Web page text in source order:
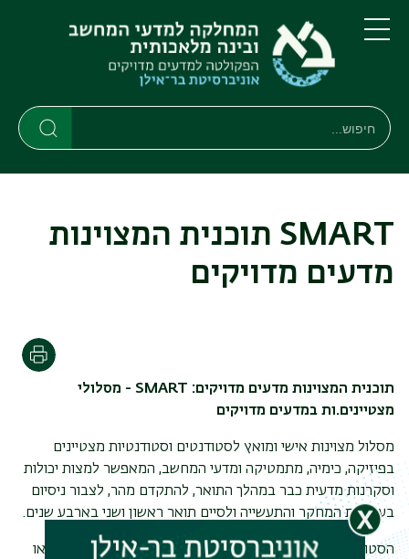
לתוכן
העיקרי
לתפריט
ניווט
ראשי
תפריט
חיפוש
חיפוש
SMART תוכנית המצוינות
מדעים מדויקים
תוכנית המצוינות מדעים מדויקים: SMART - מסלולי
מצטיינים.ות במדעים מדויקים
מסלול מצוינות אישי ומואץ לסטודנטים וסטודנטיות מצטיינים
בפיזיקה, כימיה, מתמטיקה ומדעי המחשב, המאפשר למצות יכולות
וסקרנות מדעית כבר במהלך התואר, להתקדם מהר, לצבור ניסיום
בעולמות המחקר והתעשייה ולסיים תואר ראשון ושני בארבע שנים.
הסטודנטים והסטודנטיות משתלבים בפרויקט מחקר במעבדה או